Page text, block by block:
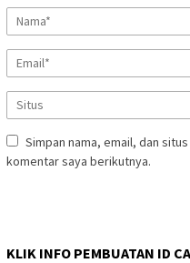
Simpan nama, email, dan
komentar saya berikutnya.
KLIK INFO PEMBUATAN ID